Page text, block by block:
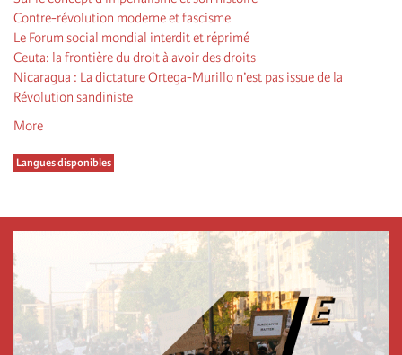
Contre-révolution moderne et fascisme
Le Forum social mondial interdit et réprimé
Ceuta: la frontière du droit à avoir des droits
Nicaragua : La dictature Ortega-Murillo n’est pas issue de la
Révolution sandiniste
More
Langues disponibles